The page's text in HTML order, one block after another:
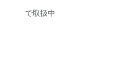
で取扱中